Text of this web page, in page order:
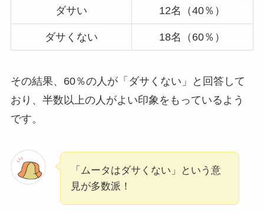
ダサい 12名（40％）
ダサくない 18名（60％）
その結果、60％の人が「ダサくない」と回答して
おり、半数以上の人がよい印象をもっているよう
です。
「ムータはダサくない」という意
見が多数派！